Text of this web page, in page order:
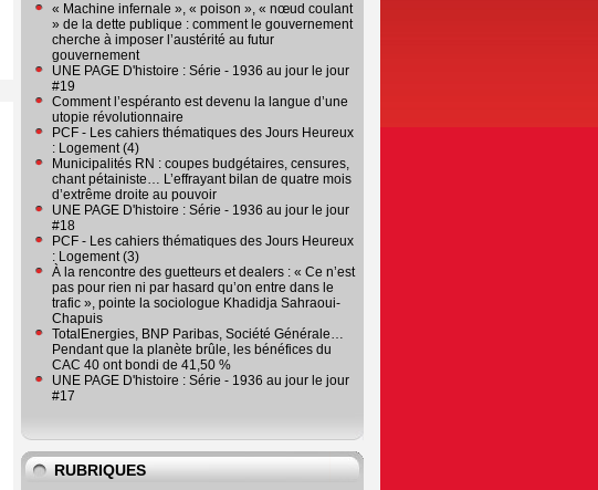
« Machine infernale », « poison », « nœud coulant
» de la dette publique : comment le gouvernement
cherche à imposer l’austérité au futur
gouvernement
UNE PAGE D'histoire : Série - 1936 au jour le jour
#19
Comment l’espéranto est devenu la langue d’une
utopie révolutionnaire
PCF - Les cahiers thématiques des Jours Heureux
: Logement (4)
Municipalités RN : coupes budgétaires, censures,
chant pétainiste… L’effrayant bilan de quatre mois
d’extrême droite au pouvoir
UNE PAGE D'histoire : Série - 1936 au jour le jour
#18
PCF - Les cahiers thématiques des Jours Heureux
: Logement (3)
À la rencontre des guetteurs et dealers : « Ce n’est
pas pour rien ni par hasard qu’on entre dans le
trafic », pointe la sociologue Khadidja Sahraoui-
Chapuis
TotalEnergies, BNP Paribas, Société Générale…
Pendant que la planète brûle, les bénéfices du
CAC 40 ont bondi de 41,50 %
UNE PAGE D'histoire : Série - 1936 au jour le jour
#17
RUBRIQUES